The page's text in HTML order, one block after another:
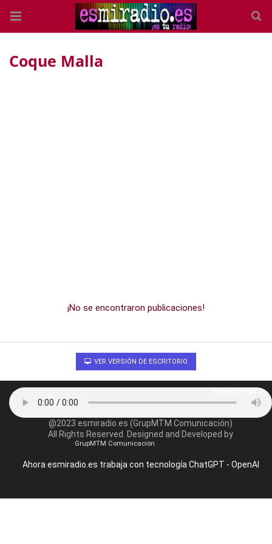
Coque Malla
¡No se encontraron publicaciones!
VER VERSIÓN DE ESCRITORIO
@2023 esmiradio.es (GrupMTM Comunicación)
All Rights Reserved. Designed and Developed by
GrupMTM Comunicación
Ahora esmiradio.es trabaja con tecnología ChatGPT - OpenAI